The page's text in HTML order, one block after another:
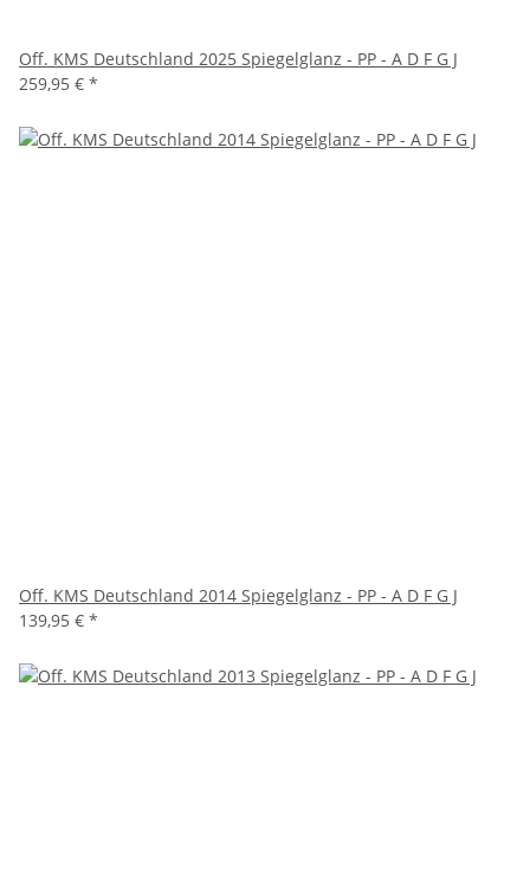
Off. KMS Deutschland 2025 Spiegelglanz - PP - A D F G J
259,95 € *
Off. KMS Deutschland 2014 Spiegelglanz - PP - A D F G J
139,95 € *